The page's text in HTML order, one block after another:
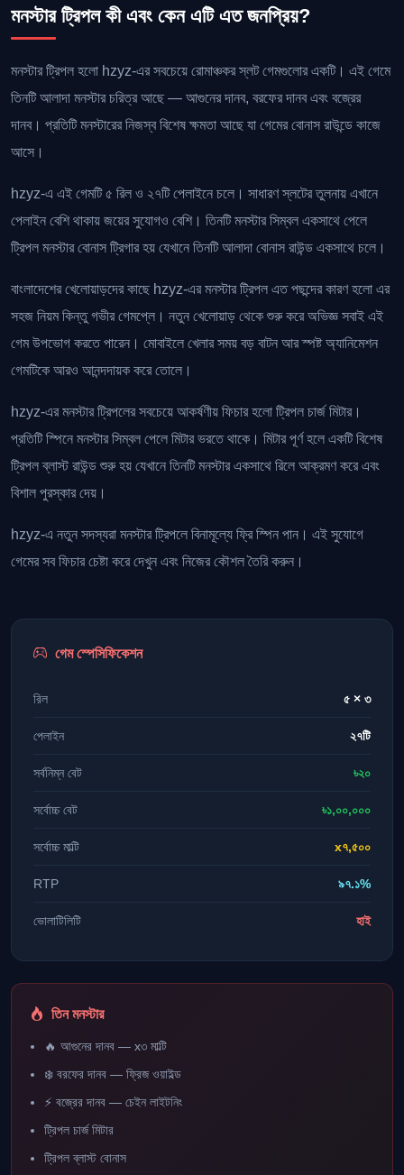
মনস্টার ট্রিপল কী এবং কেন এটি এত জনপ্রিয়?
মনস্টার ট্রিপল হলো hzyz-এর সবচেয়ে রোমাঞ্চকর স্লট গেমগুলোর একটি। এই গেমে
তিনটি আলাদা মনস্টার চরিত্র আছে — আগুনের দানব, বরফের দানব এবং বজ্রের
দানব। প্রতিটি মনস্টারের নিজস্ব বিশেষ ক্ষমতা আছে যা গেমের বোনাস রাউন্ডে কাজে
আসে।
hzyz-এ এই গেমটি ৫ রিল ও ২৭টি পেলাইনে চলে। সাধারণ স্লটের তুলনায় এখানে
পেলাইন বেশি থাকায় জয়ের সুযোগও বেশি। তিনটি মনস্টার সিম্বল একসাথে পেলে
ট্রিপল মনস্টার বোনাস ট্রিগার হয় যেখানে তিনটি আলাদা বোনাস রাউন্ড একসাথে চলে।
বাংলাদেশের খেলোয়াড়দের কাছে hzyz-এর মনস্টার ট্রিপল এত পছন্দের কারণ হলো এর
সহজ নিয়ম কিন্তু গভীর গেমপ্লে। নতুন খেলোয়াড় থেকে শুরু করে অভিজ্ঞ সবাই এই
গেম উপভোগ করতে পারেন। মোবাইলে খেলার সময় বড় বাটন আর স্পষ্ট অ্যানিমেশন
গেমটিকে আরও আনন্দদায়ক করে তোলে।
hzyz-এর মনস্টার ট্রিপলের সবচেয়ে আকর্ষণীয় ফিচার হলো ট্রিপল চার্জ মিটার।
প্রতিটি স্পিনে মনস্টার সিম্বল পেলে মিটার ভরতে থাকে। মিটার পূর্ণ হলে একটি বিশেষ
ট্রিপল ব্লাস্ট রাউন্ড শুরু হয় যেখানে তিনটি মনস্টার একসাথে রিলে আক্রমণ করে এবং
বিশাল পুরস্কার দেয়।
hzyz-এ নতুন সদস্যরা মনস্টার ট্রিপলে বিনামূল্যে ফ্রি স্পিন পান। এই সুযোগে
গেমের সব ফিচার চেষ্টা করে দেখুন এবং নিজের কৌশল তৈরি করুন।
গেম স্পেসিফিকেশন
রিল ৫ × ৩
পেলাইন ২৭টি
সর্বনিম্ন বেট ৳২০
সর্বোচ্চ বেট ৳১,০০,০০০
সর্বোচ্চ মাল্টি x৭,৫০০
RTP ৯৭.১%
ভোলাটিলিটি হাই
তিন মনস্টার
🔥 আগুনের দানব — x৩ মাল্টি
❄️ বরফের দানব — ফ্রিজ ওয়াইল্ড
⚡ বজ্রের দানব — চেইন লাইটনিং
ট্রিপল চার্জ মিটার
ট্রিপল ব্লাস্ট বোনাস